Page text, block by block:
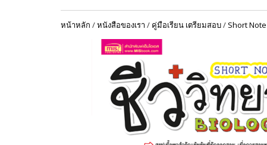
หน้าหลัก /หนังสือของเรา / คู่มือเรียน เตรียมสอบ/ Short